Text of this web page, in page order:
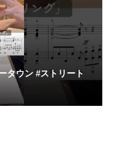
タウン #ストリート